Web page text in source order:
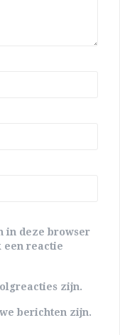
in deze browser
een reactie
zijn.
berichten zijn.